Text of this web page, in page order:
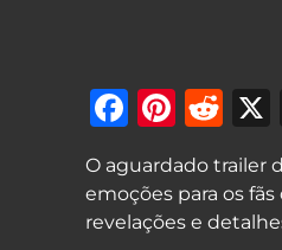
O aguardado trailer
emoções para os
revelações e